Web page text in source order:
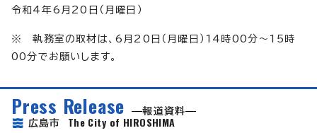
令和4年6月20日（月曜日）
※ 執務室の取材は、6月20日（月曜日）14時00分～15時
00分でお願いします。
Press Release
報道資料
広島市 The City of HIROSHIMA